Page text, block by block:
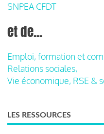
SNPEA CFDT
et de...
Emploi, formation et
Relations sociales,
Vie économique, RSE &
LES RESSOURCES